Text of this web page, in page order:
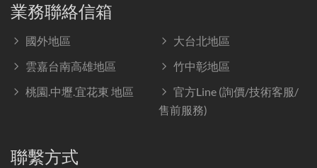
業務聯絡信箱
國外地區
大台北地區
雲嘉台南高雄地區
竹中彰地區
桃園.中壢.宜花東 地區
官方Line (詢價/技術客服/
售前服務)
聯繫方式